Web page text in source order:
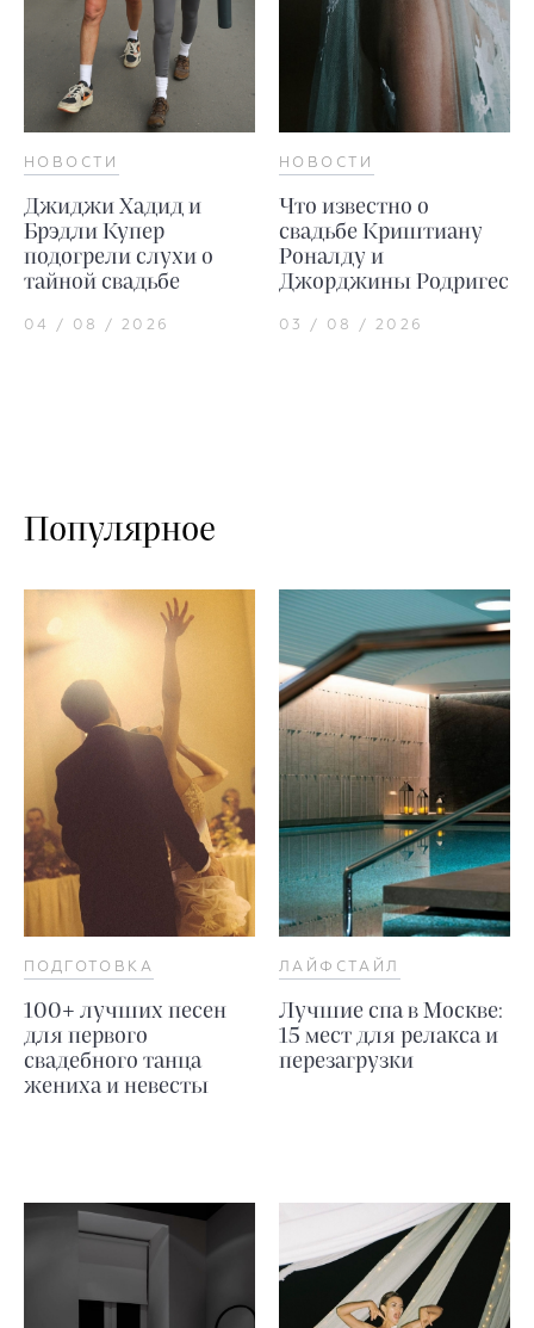
НОВОСТИ
Джиджи Хадид и
Брэдли Купер
подогрели слухи о
тайной свадьбе
04 / 08 / 2026
НОВОСТИ
Что известно о
свадьбе Криштиану
Роналду и
Джорджины Родригес
03 / 08 / 2026
Популярное
ПОДГОТОВКА
100+ лучших песен
для первого
свадебного танца
жениха и невесты
ЛАЙФСТАЙЛ
Лучшие спа в Москве:
15 мест для релакса и
перезагрузки